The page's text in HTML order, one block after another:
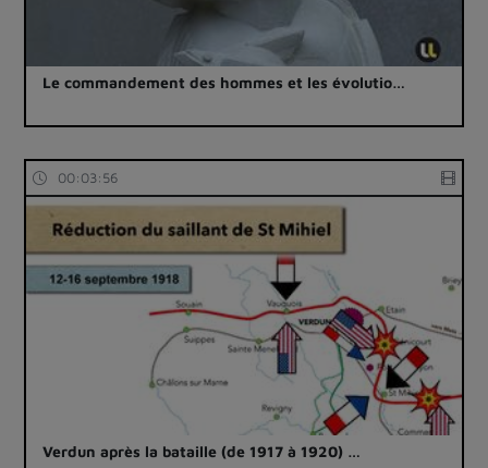
Le commandement des hommes et les évolutio…
00:03:56
Verdun après la bataille (de 1917 à 1920) …